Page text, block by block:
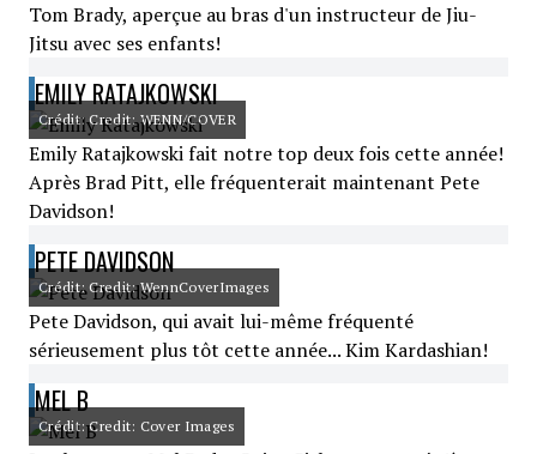
Tom Brady, aperçue au bras d'un instructeur de Jiu-
Jitsu avec ses enfants!
EMILY RATAJKOWSKI
Crédit: Credit: WENN/COVER
Emily Ratajkowski fait notre top deux fois cette année!
Après Brad Pitt, elle fréquenterait maintenant Pete
Davidson!
PETE DAVIDSON
Crédit: Credit: WennCoverImages
Pete Davidson, qui avait lui-même fréquenté
sérieusement plus tôt cette année... Kim Kardashian!
MEL B
Crédit: Credit: Cover Images